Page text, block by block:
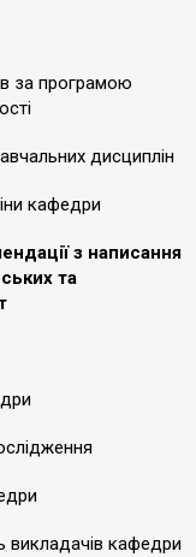
за програмою
дисциплін
кафедри
з написання
та
викладачів кафедри